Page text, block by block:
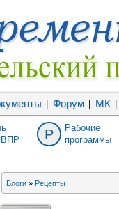
Форум МК
ВПР
Р
Рабочие
программы
Блоги» Рецепты